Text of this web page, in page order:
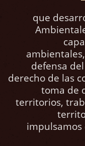
que
defensa
derecho de las
toma de
territorios,
impulsamos